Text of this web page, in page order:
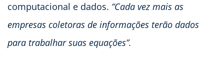
computacional e dados. “Cada vez mais as
empresas coletoras de informações terão dados
para trabalhar suas equações”.